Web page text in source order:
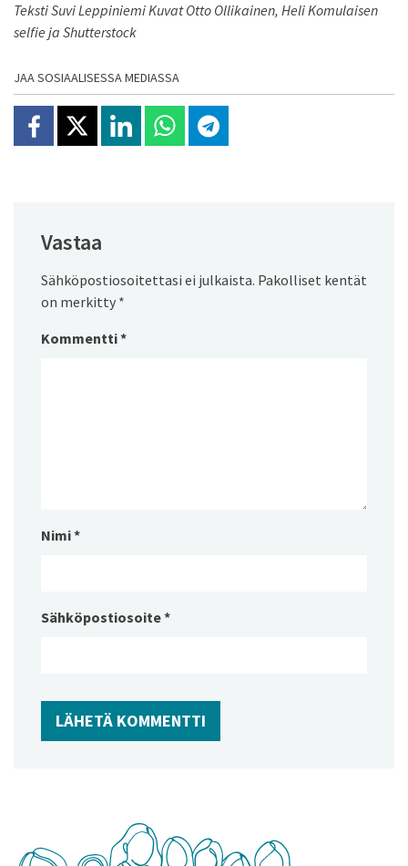
Teksti Suvi Leppiniemi Kuvat Otto Ollikainen, Heli Komulaisen
selfie ja Shutterstock
JAA SOSIAALISESSA MEDIASSA
Jaa Facebookissa
Jaa X:ssäJaa Linkedinissä
Jaa Whatsappissa
Jaa Telegramissa
Vastaa
Sähköpostiosoitettasi ei julkaista. Pakolliset kentät
on merkitty *
Kommentti*
Nimi*
Sähköpostiosoite*